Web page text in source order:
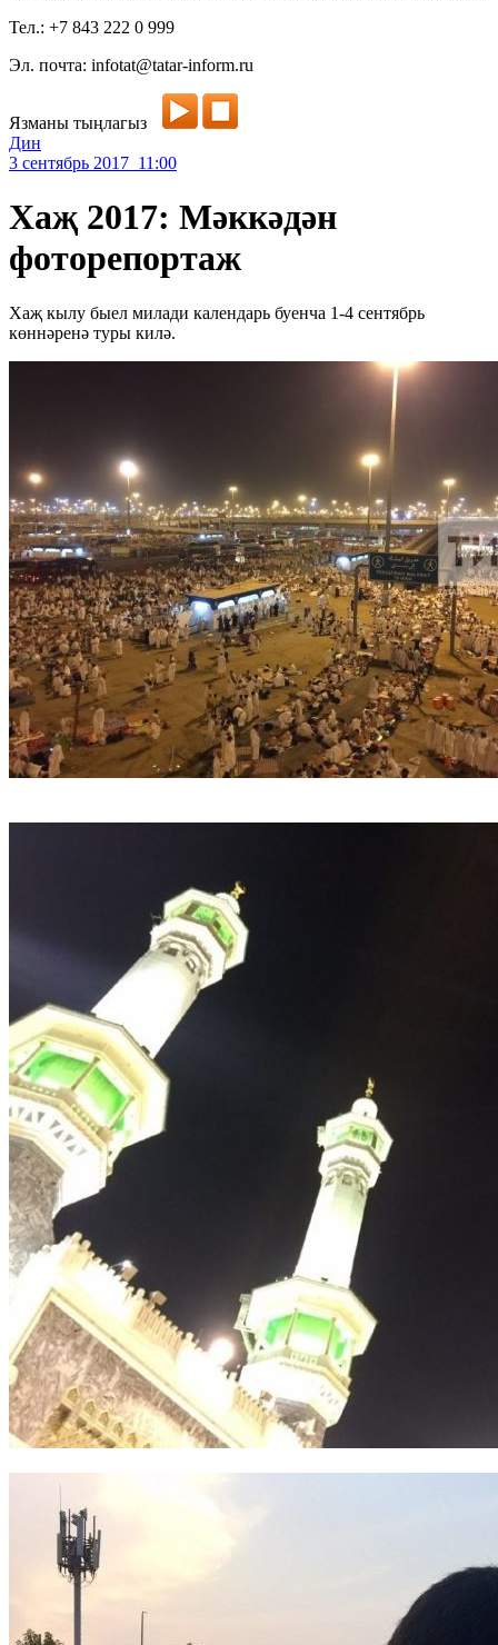
Тел.: +7 843 222 0 999
Эл. почта: infotat@tatar-inform.ru
Язманы тыңлагыз
Дин
3 сентябрь 2017 11:00
Хаҗ 2017: Мәккәдән
фоторепортаж
Хаҗ кылу быел милади календарь буенча 1-4 сентябрь
көннәренә туры килә.